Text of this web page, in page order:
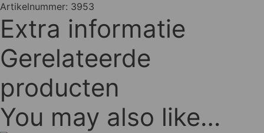
Artikelnummer: 3953
Extra informatie
Gerelateerde
producten
You may also like…